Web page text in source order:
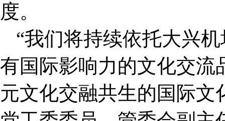
度。
“我们将持续依托大兴
有国际影响力的文化交流
元文化交融共生的国际文